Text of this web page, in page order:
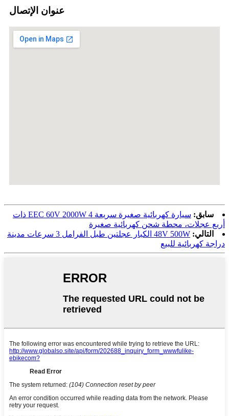
عنوان الإتصال
سابق:
سيارة كهربائية صغيرة سريعة EEC 60V 2000W 4 ذات
أربع عجلات، محطة شحن كهربائية صغيرة
التالي:
48V 500W الكبار عجلتين طبل الفرامل 3 سرعات مدينة
دراجة كهربائية للبيع